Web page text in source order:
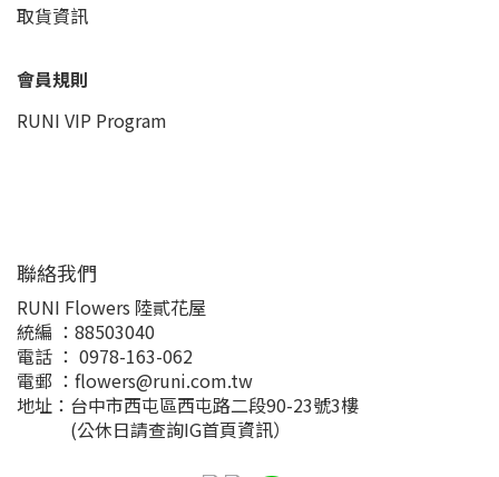
取貨資訊
會員規則
RUNI VIP Program
聯絡我們
RUNI Flowers 陸貳花屋
統編 ：88503040
電話 ： 0978-163-062
電郵 ：flowers@runi.com.tw
地址：台中市西屯區西屯路二段90-23號3樓
(公休日請查詢IG首頁資訊）